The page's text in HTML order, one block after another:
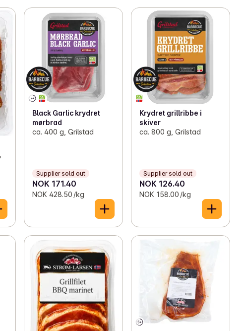
Black Garlic krydret
mørbrad
ca. 400 g, Grilstad
Supplier sold out
NOK 171.40
NOK 428.50 /kg
Krydret grillribbe i
skiver
ca. 800 g, Grilstad
Supplier sold out
NOK 126.40
NOK 158.00 /kg